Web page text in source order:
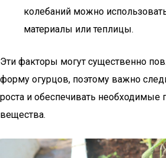
колебаний можно
материалы или теплицы.
Эти факторы могут существенно
форму огурцов, поэтому важно
роста и обеспечивать необходимые
вещества.